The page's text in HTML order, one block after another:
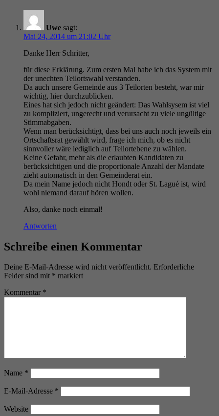
Uwe sagt:
Mai 24, 2014 um 21:02 Uhr
Danke Herr Schritter,
für diese Erklärung. Zum ersten Mal habe ich das System mit
der unechten Teilortswahl verstanden.
Da auch unsere Gemeinde aus 3 Teilorten besteht, war mir
wichtig, hier durchzublicken.
Eines hat sich jedoch nicht geändert: Das Wahlsysem ist viel
zu kompliziert, ungerecht und verursacht zu viele ungültige
Stimmabgaben.
Wenn man berücksichtigt, dass bei uns auch noch jeweils ein
Ortschaftsrat gewählt wird, frage ich mich, ob es nicht
sinnvoller wäre lediglich auf Teilortebene zu wählen.
Keine Gefahr, mehr als die erlaubten Kandidaten zu
berücksichtigen und die proportionale Anzahl der Mandate
zieht automatisch in den Gemeinderat ein.
Da mein Name jedoch nicht Hondt oder St. Lagué ist, wird
wohl niemand darauf hören wollen.
Also, danke noch einmal!
Antworten
Schreibe einen Kommentar
Deine E-Mail-Adresse wird nicht veröffentlicht. Erforderliche
Felder sind mit * markiert
Kommentar *
Name *
E-Mail-Adresse *
Website